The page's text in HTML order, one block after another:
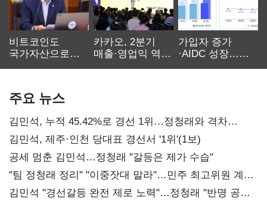
비트코인도
국가자산으로…'
카카오, 2분기
매출·영업익 역대
가입자 증가
·AIDC 성장…
주요 뉴스
김민석, 누적 45.42%로 경선 1위…정청래와 격차
0.86%p(2보)
김민석, 제주·인천 당대표 경선서 '1위'(1보)
공세 멈춘 김민석…정청래 "갈등은 제가 수습"
"팀 정청래 정리" "이중잣대 말라"…민주 최고위원 계파
다툼 격화
김민석 "경선갈등 완전 제로 노력"…정청래 "반명 공세